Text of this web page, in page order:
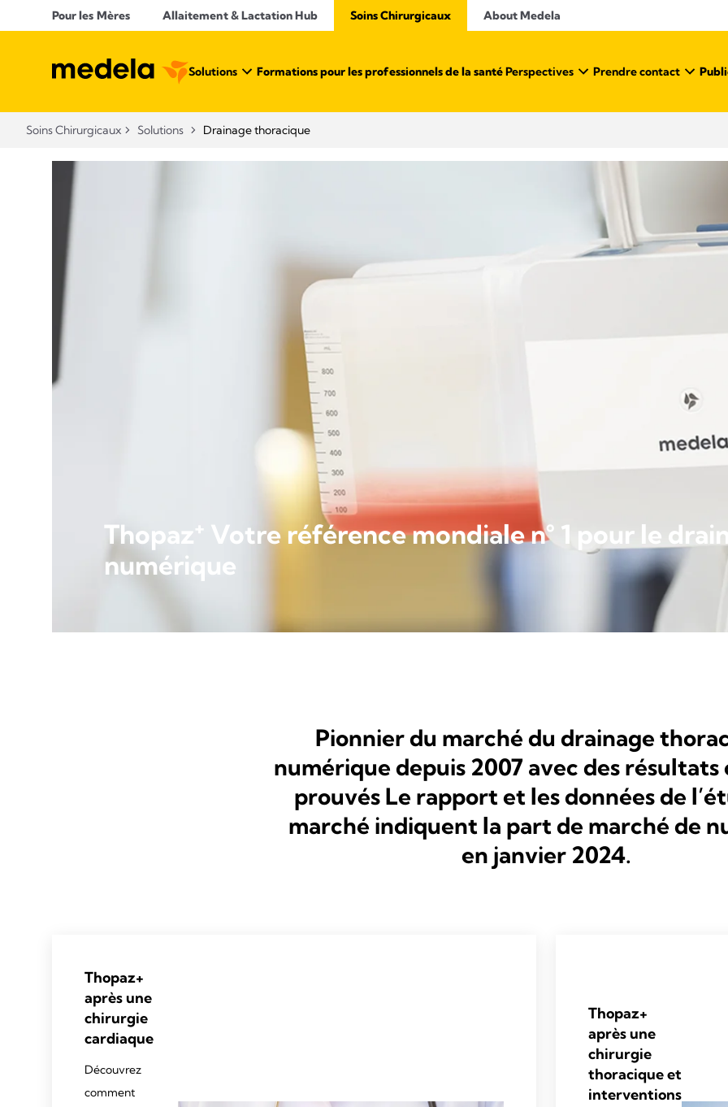
Pour les Mères Allaitement & Lactation Hub​ Soins Chirurgicaux About Medela
Solutions Formations pour les professionnels de la santé ​Perspectives Prendre contact
Soins Chirurgicaux Solutions Drainage thoracique
Thopaz+ Votre référence mondiale n° 1 pour le
numérique
Pionnier du marché du drainage
numérique depuis 2007 avec des résultats
prouvés Le rapport et les données de
marché indiquent la part de marché de
en janvier 2024.
Thopaz+
après une
chirurgie
cardiaque
Découvrez
comment
Thopaz+
après une
chirurgie
thoracique et
interventions